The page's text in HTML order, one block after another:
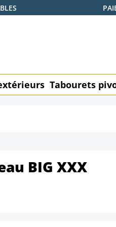
Tabourets
BIG XXX